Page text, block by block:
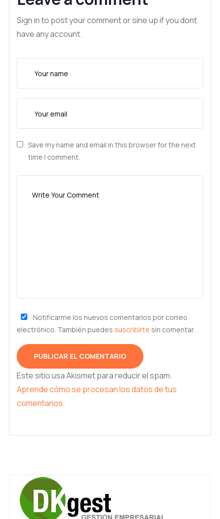
Sign in to post your comment or sine up if you dont
have any account.
Save my name and email in this browser for the next
time I comment.
Notificarme los nuevos comentarios por correo
electrónico. También puedes suscribirte sin comentar.
Este sitio usa Akismet para reducir el spam.
Aprende cómo se procesan los datos de tus
comentarios.